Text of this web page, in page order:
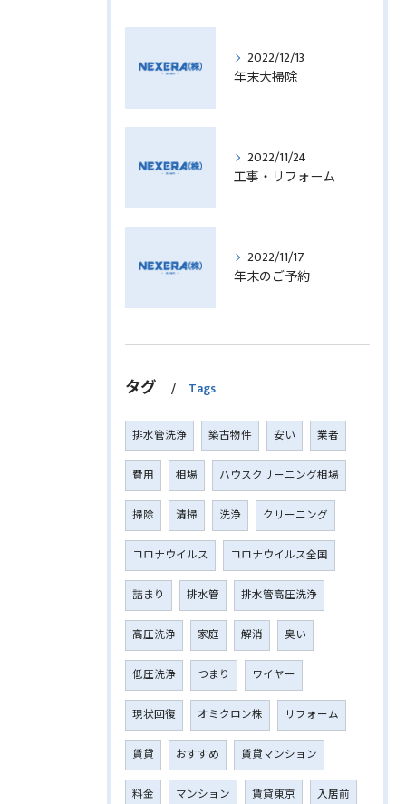
2022/12/13
年末大掃除
2022/11/24
工事・リフォーム
2022/11/17
年末のご予約
タグ Tags
排水管洗浄 築古物件 安い 業者
費用 相場 ハウスクリーニング相場
掃除 清掃 洗浄 クリーニング
コロナウイルス コロナウイルス全国
詰まり 排水管 排水管高圧洗浄
高圧洗浄 家庭 解消 臭い
低圧洗浄 つまり ワイヤー
現状回復 オミクロン株 リフォーム
賃貸 おすすめ 賃貸マンション
料金 マンション 賃貸東京 入居前